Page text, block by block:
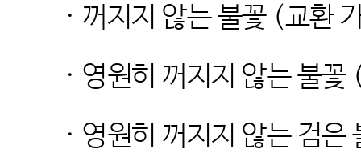
· 꺼지지 않는 불꽃(교환
· 영원히 꺼지지 않는 불꽃
· 영원히 꺼지지 않는 검은